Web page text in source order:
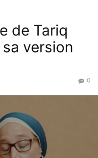
de Tariq
version
0